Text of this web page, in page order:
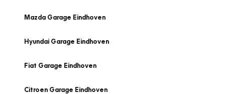
Mazda Garage Eindhoven
Hyundai Garage Eindhoven
Fiat Garage Eindhoven
Citroen Garage Eindhoven